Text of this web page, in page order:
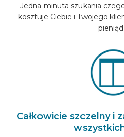
Jedna minuta szukania
kosztuje Ciebie i Twojego
Całkowicie szczelny i